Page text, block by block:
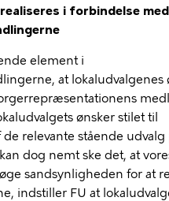
i forbindelse med
element i
at lokaludvalgenes
ønsker stilet til
relevante stående udvalg
dog nemt ske det, at
sandsynligheden for at
indstiller FU at